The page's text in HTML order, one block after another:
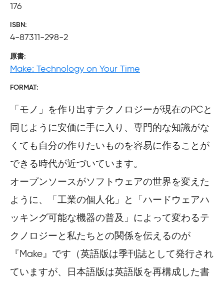
176
ISBN
4-87311-298-2
原書
Make: Technology on Your Time
FORMAT
「モノ」を作り出すテクノロジーが現在のPCと
同じように安価に手に入り、専門的な知識がな
くても自分の作りたいものを容易に作ることが
できる時代が近づいています。
オープンソースがソフトウェアの世界を変えた
ように、「工業の個人化」と「ハードウェアハ
ッキング可能な機器の普及」によって変わるテ
クノロジーと私たちとの関係を伝えるのが
『Make』です（英語版は季刊誌として発行され
ていますが、日本語版は英語版を再構成した書